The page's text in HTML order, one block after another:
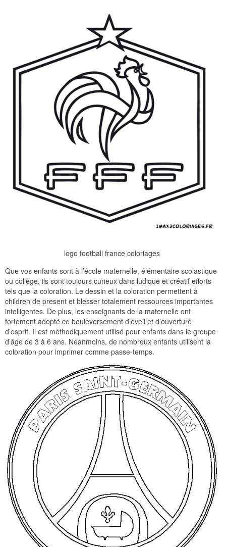
logo football france coloriages
Que vos enfants sont à l’école maternelle, élémentaire scolastique
ou collège, ils sont toujours curieux dans ludique et créatif efforts
tels que la coloration. Le dessin et la coloration permettent à
children de present et blesser totalement ressources importantes
intelligentes. De plus, les enseignants de la maternelle ont
fortement adopté ce bouleversement d’éveil et d’ouverture
d’esprit. Il est méthodiquement utilisé pour enfants dans le groupe
d’âge de 3 à 6 ans. Néanmoins, de nombreux enfants utilisent la
coloration pour imprimer comme passe-temps.